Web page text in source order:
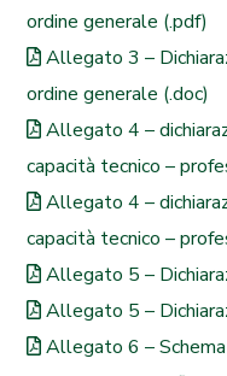
ordine generale (.pdf)
Allegato 3 –
ordine generale (.doc)
Allegato 4 –
capacità tecnico –
Allegato 4 –
capacità tecnico –
Allegato 5 –
Allegato 5 –
Allegato 6 –